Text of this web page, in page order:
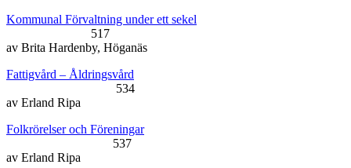
Kommunal Förvaltning under ett sekel
517
av Brita Hardenby, Höganäs
Fattigvård – Åldringsvård
534
av Erland Ripa
Folkrörelser och Föreningar
537
av Erland Ripa